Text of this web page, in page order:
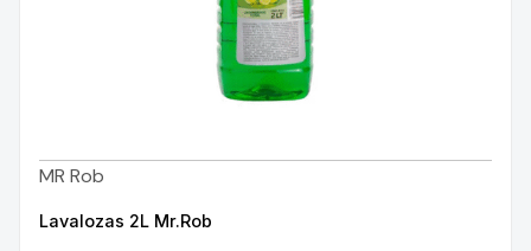
MR Rob
Lavalozas 2L Mr.Rob